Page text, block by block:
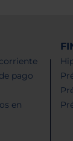
pago
en